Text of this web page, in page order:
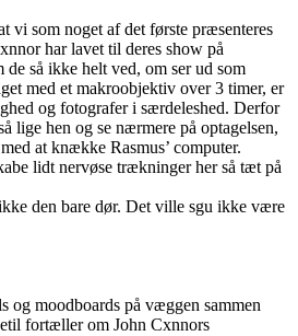
vi som noget af det første præsenteres
har lavet til deres show på
så ikke helt ved, om ser ud som
med et makroobjektiv over 3 timer, er
og fotografer i særdeleshed. Derfor
lige hen og se nærmere på optagelsen,
at knække Rasmus’ computer.
lidt nervøse trækninger her så tæt på
den bare dør. Det ville sgu ikke være
og moodboards på væggen sammen
fortæller om John Cxnnors